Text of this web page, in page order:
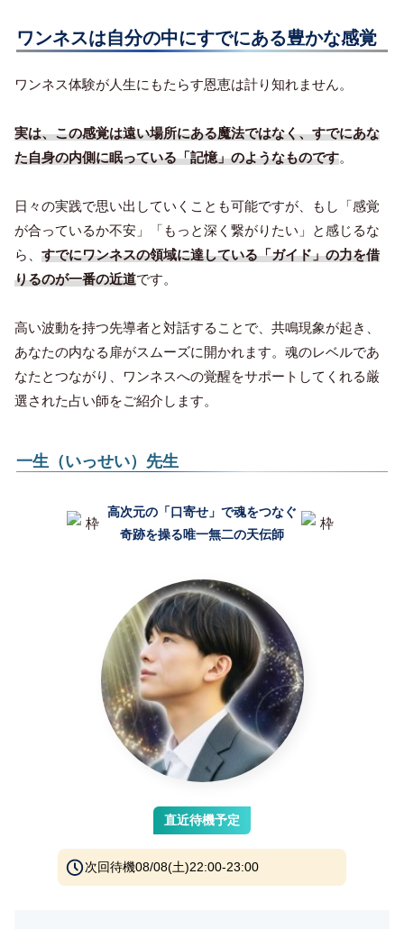
ワンネスは自分の中にすでにある豊かな感覚
ワンネス体験が人生にもたらす恩恵は計り知れません。
実は、この感覚は遠い場所にある魔法ではなく、すでにあな
た自身の内側に眠っている「記憶」のようなものです。
日々の実践で思い出していくことも可能ですが、もし「感覚
が合っているか不安」「もっと深く繋がりたい」と感じるな
ら、 すでにワンネスの領域に達している「ガイド」の力を借
りるのが一番の近道です。
高い波動を持つ先導者と対話することで、共鳴現象が起き、
あなたの内なる扉がスムーズに開かれます。魂のレベルであ
なたとつながり、ワンネスへの覚醒をサポートしてくれる厳
選された占い師をご紹介します。
一生（いっせい）先生
高次元の「口寄せ」で魂をつなぐ
奇跡を操る唯一無二の天伝師
直近待機予定
次回待機08/08(土)22:00-23:00